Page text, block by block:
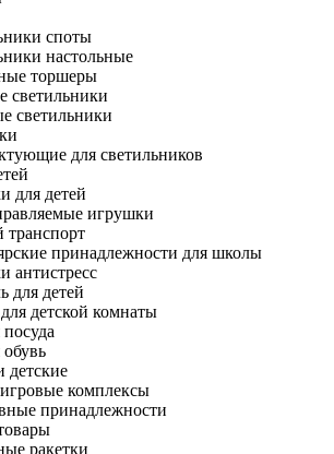
споты
настольные
торшеры
светильники
светильники
для светильников
для детей
игрушки
транспорт
принадлежности для школы
антистресс
для детей
детской комнаты
посуда
обувь
детские
комплексы
принадлежности
ракетки